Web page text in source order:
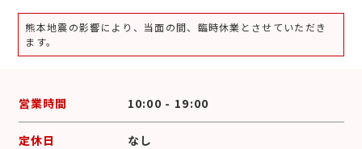
熊本地震の影響により、当面の間、臨時休業とさせていただき
ます。
営業時間 10:00 - 19:00
定休日 なし